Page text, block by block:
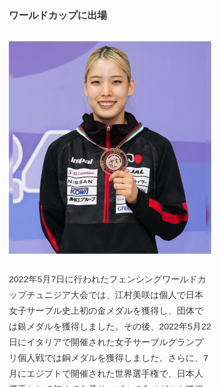
ワールドカップに出場
2022年5月7日に行われたフェンシングワールドカ
ップチュニジア大会では、江村美咲は個人で日本
女子サーブル史上初の金メダルを獲得し、団体で
は銀メダルを獲得しました。その後、2022年5月22
日にイタリアで開催された女子サーブルグランプ
リ個人戦では銅メダルを獲得しました。さらに、7
月にエジプトで開催された世界選手権で、日本人